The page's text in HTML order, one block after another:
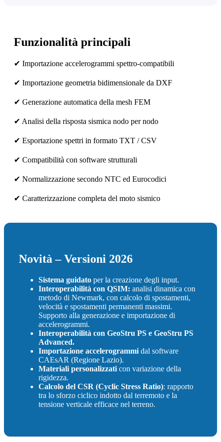
Funzionalità principali
✔ Importazione accelerogrammi spettro-compatibili
✔ Importazione geometria bidimensionale da DXF
✔ Generazione automatica della mesh FEM
✔ Analisi della risposta sismica nodo per nodo
✔ Esportazione spettri in formato TXT / CSV
✔ Compatibilità con software strutturali
✔ Normalizzazione secondo NTC ed Eurocodici
✔ Caratterizzazione completa del moto sismico
Novità – Versioni 2026
Sistema guidato per la creazione degli input.
Interoperabilità con QSIM: analisi dinamica con
metodo di Newmark, con calcolo di spostamenti,
velocità e spostamenti permanenti massimi.
Supporto alla generazione e importazione di
accelerogrammi.
Interoperabilità con GeoStru PS e GeoStru PS
Advanced.
Importazione accelerogrammi dal software
CAEsAR (Regione Lazio).
Materiali personalizzati con variazione della
rigidezza.
Calcolo del CSR (Cyclic Stress Ratio): rapporto
tra lo sforzo ciclico indotto dal terremoto e la
tensione verticale efficace nel terreno.